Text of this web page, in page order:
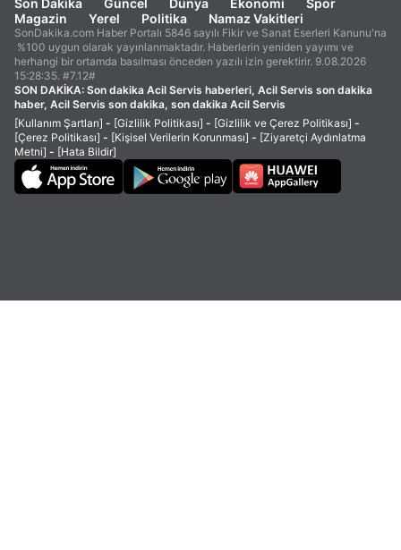
Son Dakika Güncel Dünya Ekonomi
Spor
Magazin
Yerel Politika Namaz Vakitleri
SonDakika.com Haber Portalı 5846 sayılı Fikir ve Sanat Eserleri Kanunu'na
%100 uygun olarak yayınlanmaktadır. Haberlerin yeniden yayımı ve
herhangi bir ortamda basılması önceden yazılı izin gerektirir. 9.08.2026
15:28:35. #7.12#
SON DAKİKA: Son dakika Acil Servis haberleri, Acil Servis son dakika
haber, Acil Servis son dakika, son dakika Acil Servis
[Kullanım Şartları] - [Gizlilik Politikası] - [Gizlilik ve Çerez Politikası] -
[Çerez Politikası] - [Kişisel Verilerin Korunması] - [Ziyaretçi Aydınlatma
Metni] - [Hata Bildir]